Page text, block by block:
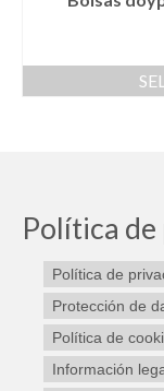
Política
Política de
Protección de
Política de
Información